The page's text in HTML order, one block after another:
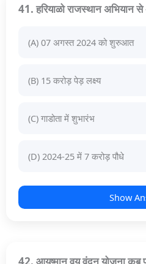
41. हरियाळो राजस्थान अभियान
(A) 07 अगस्त 2024 को शुरुआत
(B) 15 करोड़ पेड़ लक्ष्य
(C) गाडोता में शुभारंभ
(D) 2024-25 में 7 करोड़ पौधे
Show